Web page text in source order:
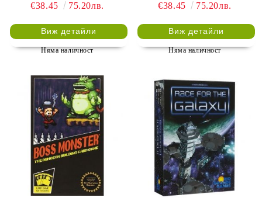
€38.45
75.20лв.
Виж детайли
Няма наличност
€38.45
75.20лв.
Виж детайли
Няма наличност